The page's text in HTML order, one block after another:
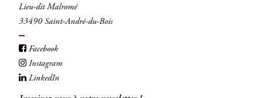
Lieu-dit Malromé
33490 Saint-André-du-Bois
Facebook
Instagram
LinkedIn